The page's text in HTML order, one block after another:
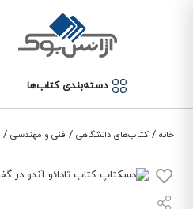
دسته‌بندی کتاب‌ها
خانه / کتاب‌های دانشگاهی / فنی و مهندسی /